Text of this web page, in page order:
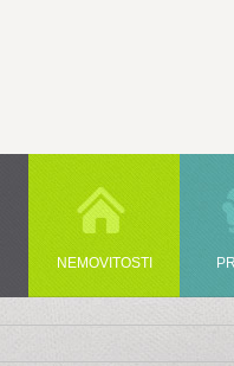
NEMOVITOSTI